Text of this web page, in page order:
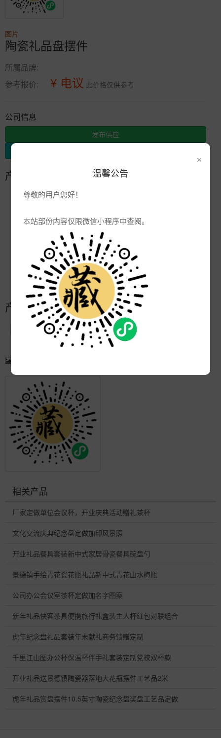
×
温馨公告
尊敬的用户您好！
本站部份内容仅限微信小程序中查阅。
图片
陶瓷礼品盘摆件
所属品牌:
参考报价:
¥ 电议 此价格仅供参考
公司信息
发布供应
产品参数
编号:
JNP
4164
厂商:
陶瓷花瓶定制厂家
更新:
2022-10-05 11:57:35
产品简介
相关产品
厂家定做单位会议杯，开业庆典活动赠礼茶杯
文化交流庆典纪念盘定做加印风景照
开业礼品餐具套装新中式家居骨瓷餐具碗盘勺
景德镇手绘青花瓷花瓶礼品新中式青花山水梅瓶
公司办公会议室茶杯定做加名字图案
新年礼品快客茶具便携旅行礼盒装主人杯红包对联组合
虎年纪念盘礼品套装年末献礼商务馈赠定制
千里江山图办公杯保温杯伴手礼套装定制党校双杯款
开业礼品送景德镇陶瓷器落地大花瓶摆件工艺品2米
虎年礼品赏盘摆件10.5英寸陶瓷纪念盘奖盘工艺品定做